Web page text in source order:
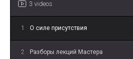
3 videos
1 О силе присутствия
2 Разборы лекций Мастера